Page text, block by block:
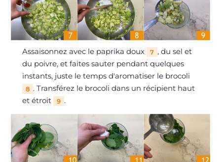
Assaisonnez avec le paprika doux 7 , du sel et
du poivre, et faites sauter pendant quelques
instants, juste le temps d'aromatiser le brocoli
8 . Transférez le brocoli dans un récipient haut
et étroit
9 .